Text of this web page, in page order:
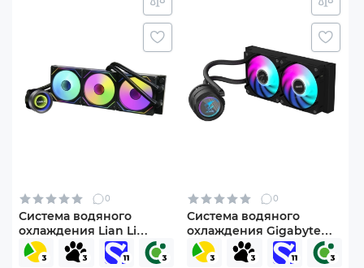
0
Система водяного
охлаждения Lian Li
Galahad II Trinity 360 SL-
Inf Black
0
Система водяного
охлаждения Gigabyte
AORUS WATERFORCE II
240